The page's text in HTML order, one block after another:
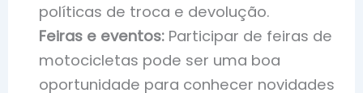
políticas de troca e devolução.
Feiras e eventos: Participar de feiras de
motocicletas pode ser uma boa
oportunidade para conhecer novidades